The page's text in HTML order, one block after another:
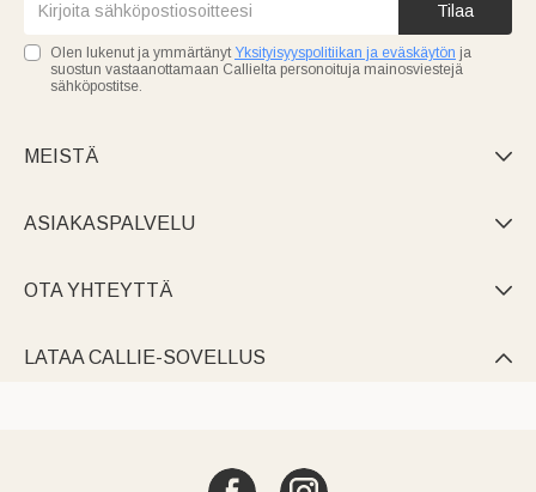
Tilaa
Olen lukenut ja ymmärtänyt Yksityisyyspolitiikan ja eväskäytön ja
suostun vastaanottamaan Callielta personoituja mainosviestejä
sähköpostitse.
MEISTÄ 
ASIAKASPALVELU 
OTA YHTEYTTÄ 
LATAA CALLIE-SOVELLUS 